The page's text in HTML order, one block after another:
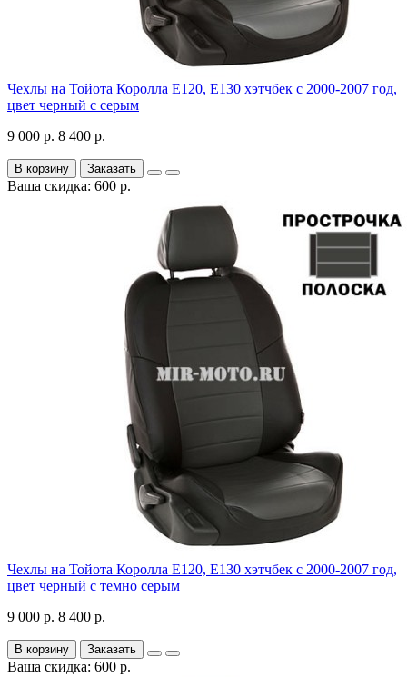
Чехлы на Тойота Королла Е120, Е130 хэтчбек с 2000-2007 год,
цвет черный с серым
9 000 р. 8 400 р.
В корзину Заказать
Ваша скидка: 600 р.
Чехлы на Тойота Королла Е120, Е130 хэтчбек с 2000-2007 год,
цвет черный с темно серым
9 000 р. 8 400 р.
В корзину Заказать
Ваша скидка: 600 р.